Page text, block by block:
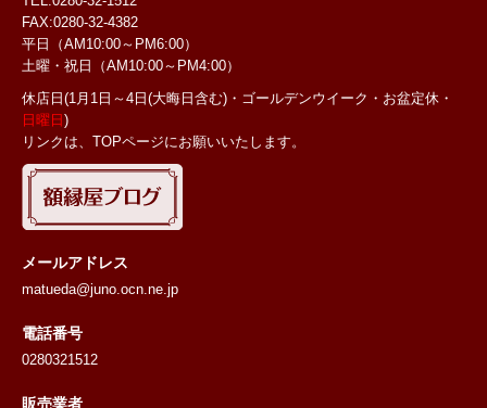
FAX:0280-32-4382
平日（AM10:00～PM6:00）
土曜・祝日
（AM10:00～PM4:00）
休店日(1月1日～4日(大晦日含む)・ゴールデンウイーク・お盆定休・
日曜日 )
リンクは、TOPページにお願いいたします。
メールアドレス
matueda@juno.ocn.ne.jp
電話番号
0280321512
販売業者